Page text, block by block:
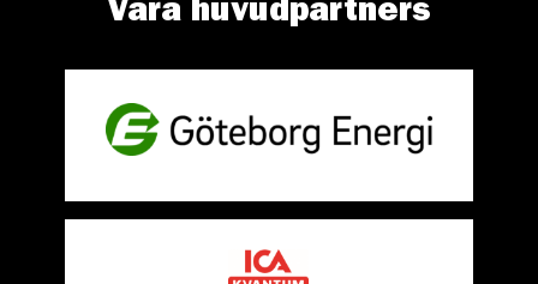
Våra huvudpartners